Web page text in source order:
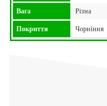
Вага Різна
Покриття Чорніння